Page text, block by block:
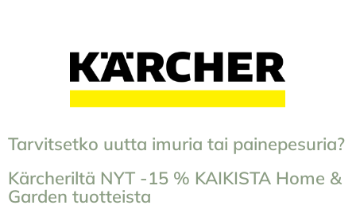
Tarvitsetko uutta imuria tai painepesuria?
Kärcheriltä NYT -15 % KAIKISTA Home &
Garden tuotteista